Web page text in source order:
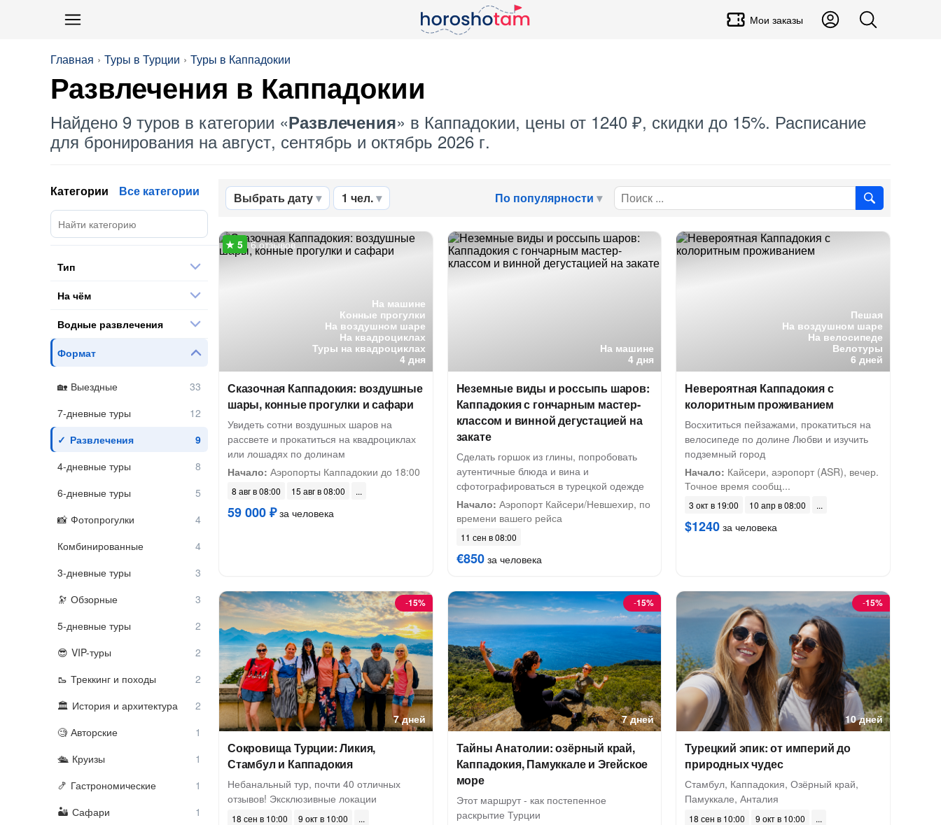
Мои заказы
Главная Туры в Турции Туры в Каппадокии
Развлечения в Каппадокии
Найдено 9 туров в категории «Развлечения» в Каппадокии, цены от 1240 ₽, скидки до 15%. Расписание
для бронирования на август, сентябрь и октябрь 2026 г.
Выбрать дату 1 чел. По популярности
На машине
Конные прогулки
На воздушном шаре
На квадроциклах
Туры на квадроциклах
4 дня
6 отзывов
Сказочная Каппадокия: воздушные
шары, конные прогулки и сафари
Увидеть сотни воздушных шаров на
рассвете и прокатиться на квадроциклах
или лошадях по долинам
Начало: Аэропорты Каппадокии до 18:00
8 авг в 08:00 15 авг в 08:00
59 000 ₽за человека
На машине
4 дня
Неземные виды и россыпь шаров:
Каппадокия с гончарным мастер-
классом и винной дегустацией на
закате
Сделать горшок из глины, попробовать
аутентичные блюда и вина и
сфотографироваться в турецкой одежде
Начало: Аэропорт Кайсери/Невшехир, по
времени вашего рейса
11 сен в 08:00
€850за человека
Пешая
На воздушном шаре
На велосипеде
Велотуры
6 дней
Невероятная Каппадокия с
колоритным проживанием
Восхититься пейзажами, прокатиться на
велосипеде по долине Любви и изучить
подземный город
Начало: Кайсери, аэропорт (ASR), вечер.
Точное время сообщ...
3 окт в 19:00 10 апр в 08:00
$1240 за человека
7 дней
-15%
Сокровища Турции: Ликия,
Стамбул и Каппадокия
Небанальный тур, почти 40 отличных
отзывов! Эксклюзивные локации
18 сен в 10:00
9 окт в 10:00
7 дней
-15%
Тайны Анатолии: озёрный край,
Каппадокия, Памуккале и Эгейское
море
Этот маршрут - как постепенное
раскрытие Турции
10 дней
-15%
Турецкий эпик: от империй до
природных чудес
Стамбул, Каппадокия, Озёрный край,
Памуккале, Анталия
18 сен в 10:00
9 окт в 10:00
Категории Все категории
Тип
На чём
Водные развлечения
Формат
Выездные
7-дневные туры
Развлечения
4-дневные туры
6-дневные туры
Фотопрогулки
Комбинированные
3-дневные туры
Обзорные
5-дневные туры
VIP-туры
Треккинг и походы
История и архитектура
Авторские
Круизы
Гастрономические
Сафари